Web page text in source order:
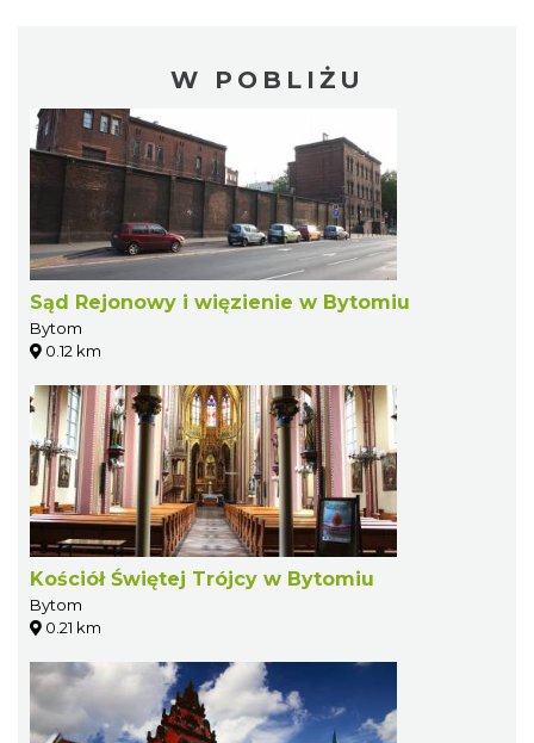
W POBLIŻU
Sąd Rejonowy i więzienie w Bytomiu
Bytom
0.12 km
Kościół Świętej Trójcy w Bytomiu
Bytom
0.21 km